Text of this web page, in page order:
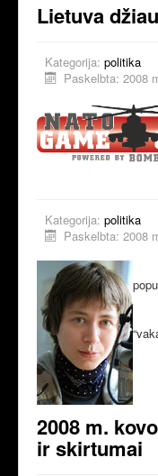
Lietuva
Kategorija: politika
Paskelbta: 2008
Kategorija: politika
Paskelbta: 2008
2008 m.
ir skirtumai